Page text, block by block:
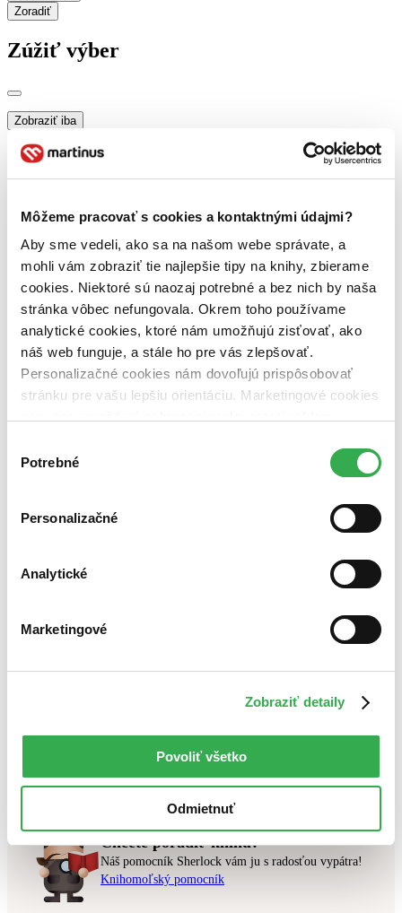
Môžeme pracovať s cookies a kontaktnými údajmi?
Aby sme vedeli, ako sa na našom webe správate, a
mohli vám zobraziť tie najlepšie tipy na knihy, zbierame
cookies. Niektoré sú naozaj potrebné a bez nich by naša
stránka vôbec nefungovala. Okrem toho používame
analytické cookies, ktoré nám umožňujú zisťovať, ako
náš web funguje, a stále ho pre vás zlepšovať.
Personalizačné cookies nám dovoľujú prispôsobovať
stránku pre vašu lepšiu orientáciu. Marketingové cookies
nám pomohlo, keby sme mohli používať všetky tieto
súhlasu
Potrebné
Personalizačné
Analytické
Marketingové
Zobraziť detaily
Povoliť všetko
Odmietnuť
Zoradiť
Zúžiť výber
Zobraziť iba
zľavnené tituly (0 titulov)
na centrálnom sklade (0 titulov)
na centrálnom sklade
predpredaj (0 titulov)predpredaj
pripravujeme (0 titulov)pripravujeme
dostupná (bez vypredaných) (0 titulov)dostupná (bez
Nové / čítané
nová (0 titulov)nová
čítaná (0 titulov)čítaná
čítaná - výborný stav (0 titulov)čítaná - výborný stav
čítaná - mierne opotrebovaná (0 titulov)čítaná - mierne
opotrebovaná
čítané verzie vypredaných kníh (0 titulov)čítané verzie
Zúžiť výber
Novinky
Najdrahšie
Najvyššia zľava
Zrušiť filtre
vyhovujúci zadaným podmienkam.
Skúste prosím zmeniť vyhľadávaný výraz.
Chcete poradiť knihu?
Náš pomocník Sherlock vám ju s radosťou vypátra!
Knihomoľský pomocník